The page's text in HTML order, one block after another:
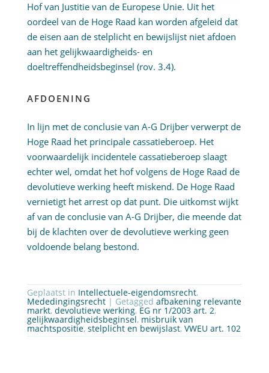
Hof van Justitie van de Europese Unie. Uit het
oordeel van de Hoge Raad kan worden afgeleid dat
de eisen aan de stelplicht en bewijslijst niet afdoen
aan het gelijkwaardigheids- en
doeltreffendheidsbeginsel (rov. 3.4).
AFDOENING
In lijn met de conclusie van A-G Drijber verwerpt de
Hoge Raad het principale cassatieberoep. Het
voorwaardelijk incidentele cassatieberoep slaagt
echter wel, omdat het hof volgens de Hoge Raad de
devolutieve werking heeft miskend. De Hoge Raad
vernietigt het arrest op dat punt. Die uitkomst wijkt
af van de conclusie van A-G Drijber, die meende dat
bij de klachten over de devolutieve werking geen
voldoende belang bestond.
Geplaatst in Intellectuele-eigendomsrecht,
Mededingingsrecht| Getagged afbakening relevante
markt, devolutieve werking, EG nr 1/2003 art. 2,
gelijkwaardigheidsbeginsel, misbruik van
machtspositie, stelplicht en bewijslast, VWEU art. 102